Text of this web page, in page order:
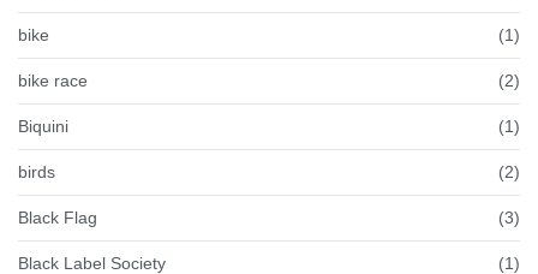
bike (1)
bike race (2)
Biquini (1)
birds (2)
Black Flag (3)
Black Label Society (1)